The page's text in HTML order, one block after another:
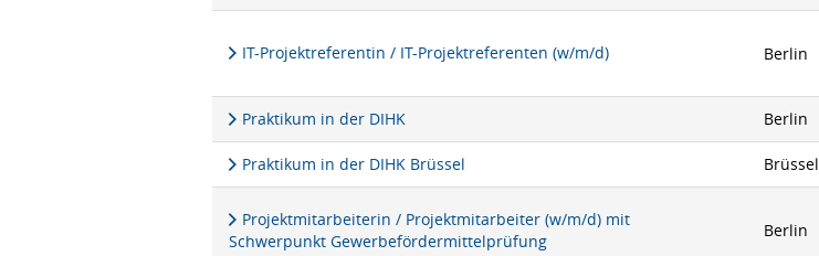
IT-Projektreferentin / IT-Projektreferenten (w/m/d) Berlin
Praktikum in der DIHK Berlin
Praktikum in der DIHK Brüssel Brüssel
Projektmitarbeiterin / Projektmitarbeiter (w/m/d) mit
Schwerpunkt Gewerbefördermittelprüfung
Berlin